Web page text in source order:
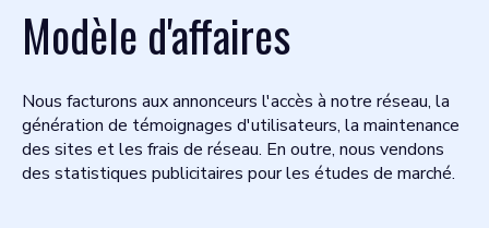
Modèle d'affaires
Nous facturons aux annonceurs l'accès à notre réseau, la
génération de témoignages d'utilisateurs, la maintenance
des sites et les frais de réseau. En outre, nous vendons
des statistiques publicitaires pour les études de marché.